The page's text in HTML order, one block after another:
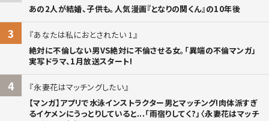
あの2人が結婚、子供も。人気漫画『となりの関くん』の10年後
3
あなたは私におとされたい 1
絶対に不倫しない男VS絶対に不倫させる女。「異端の不倫マンガ」
実写ドラマ、1月放送スタート!
4
永妻花はマッチングしたい
【マンガ】アプリで水泳インストラクター男とマッチング!肉体派すぎ
るイケメンにうっとりしていると...「雨宿りしてく?」〈永妻花はマッチ